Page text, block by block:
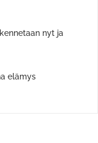
nyt ja
elämys